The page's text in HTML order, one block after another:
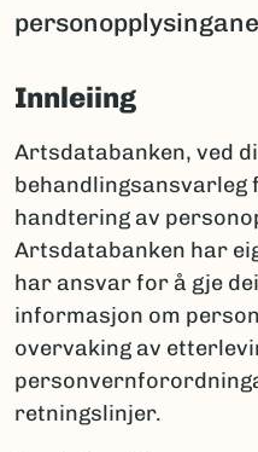
Innleiing
Artsdatabanken, ved
behandlingsansvarleg
handtering av
Artsdatabanken har
har ansvar for å gje
informasjon om
overvaking av
retningslinjer.